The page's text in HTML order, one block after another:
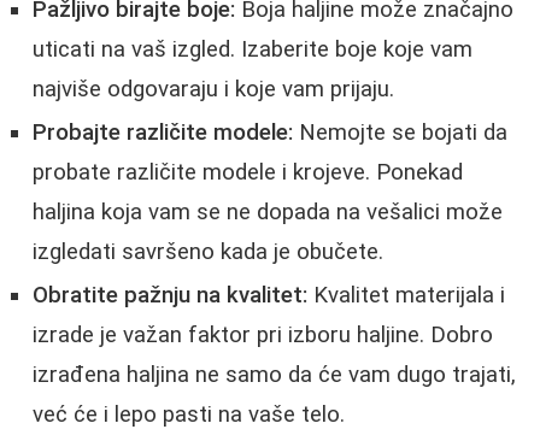
Pažljivo birajte boje: Boja haljine može značajno
uticati na vaš izgled. Izaberite boje koje vam
najviše odgovaraju i koje vam prijaju.
Probajte različite modele: Nemojte se bojati da
probate različite modele i krojeve. Ponekad
haljina koja vam se ne dopada na vešalici može
izgledati savršeno kada je obučete.
Obratite pažnju na kvalitet: Kvalitet materijala i
izrade je važan faktor pri izboru haljine. Dobro
izrađena haljina ne samo da će vam dugo trajati,
već će i lepo pasti na vaše telo.